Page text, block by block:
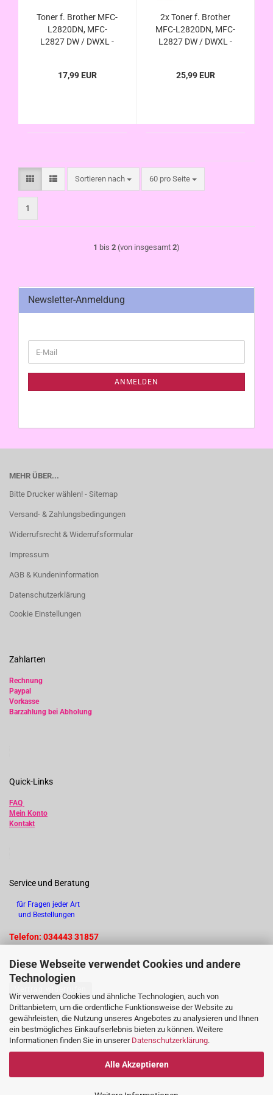
Diese Webseite verwendet Cookies und andere
Technologien
Wir verwenden Cookies und ähnliche Technologien, auch von
Drittanbietern, um die ordentliche Funktionsweise der Website zu
gewährleisten, die Nutzung unseres Angebotes zu analysieren und Ihnen
ein bestmögliches Einkaufserlebnis bieten zu können. Weitere
Informationen finden Sie in unserer Datenschutzerklärung.
Alle Akzeptieren
Toner f. Brother MFC-
L2820DN, MFC-
L2827 DW / DWXL -
17,99 EUR
2x Toner f. Brother
MFC-L2820DN, MFC-
L2827 DW / DWXL -
25,99 EUR
Sortieren nach
Sortieren nach 60 pro Seite
pro Seite
1
1 bis 2 (von insgesamt 2)
Newsletter-Anmeldung
ZUR
E-
Mail
ANMELDEN
MEHR ÜBER...
Bitte Drucker wählen! - Sitemap
Versand- & Zahlungsbedingungen
Widerrufsrecht & Widerrufsformular
Impressum
AGB & Kundeninformation
Datenschutzerklärung
Cookie Einstellungen
Zahlarten
Rechnung
Paypal
Vorkasse
Barzahlung bei Abholung
Quick-Links
FAQ
Mein Konto
Kontakt
Service und Beratung
für Fragen jeder Art
und Bestellungen
Telefon: 034443 31857